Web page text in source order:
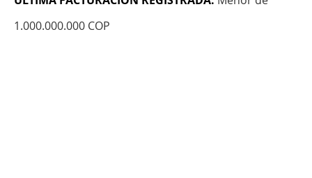
1.000.000.000 COP